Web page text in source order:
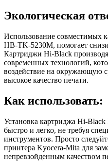
Экологическая
Использование совместимых
HB-TK-5230M, помогает
Картриджи Hi-Black
современных технологий,
воздействие на окружающую
высокое качество печати.
Как использовать:
Установка картриджа Hi-
быстро и легко, не требуя
инструментов. Просто
принтера Kyocera-Mita для
непревзойденным качеством